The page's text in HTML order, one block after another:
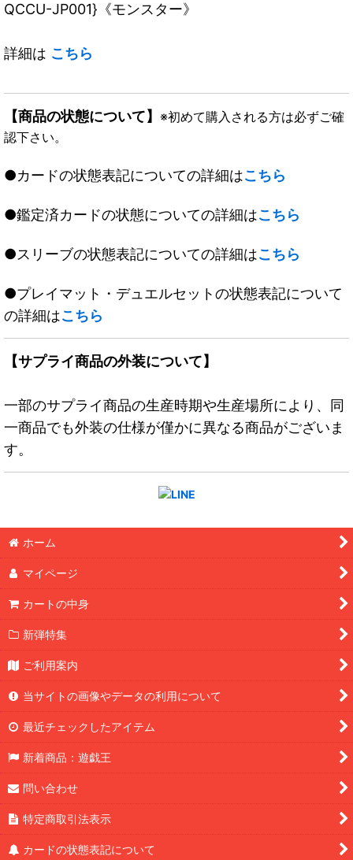
QCCU-JP001}《モンスター》
詳細は こちら
【商品の状態について】 ※初めて購入される方は必ずご確
認下さい。
●カードの状態表記についての詳細はこちら
●鑑定済カードの状態についての詳細はこちら
●スリーブの状態表記についての詳細はこちら
●プレイマット・デュエルセットの状態表記について
の詳細はこちら
【サプライ商品の外装について】
一部のサプライ商品の生産時期や生産場所により、同
一商品でも外装の仕様が僅かに異なる商品がございま
す。
ホーム
マイページ
カートの中身
新弾特集
ご利用案内
当サイトの画像やデータの利用について
最近チェックしたアイテム
新着商品：遊戯王
問い合わせ
特定商取引法表示
カードの状態表記について